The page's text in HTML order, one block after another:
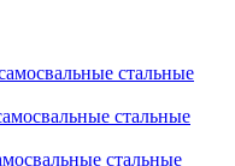
стальные
стальные
стальные